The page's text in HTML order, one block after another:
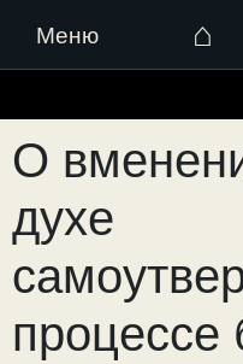
Меню ⌂
к
содержимому
О
духе
процессе